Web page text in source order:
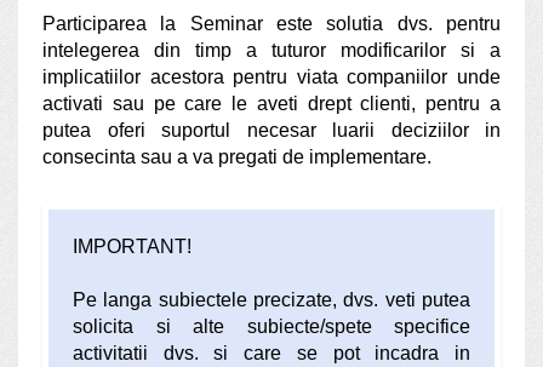
Participarea la Seminar este solutia dvs. pentru
intelegerea din timp a tuturor modificarilor si a
implicatiilor acestora pentru viata companiilor unde
activati sau pe care le aveti drept clienti, pentru a
putea oferi suportul necesar luarii deciziilor in
consecinta sau a va pregati de implementare.
IMPORTANT!
Pe langa subiectele precizate, dvs. veti putea
solicita si alte subiecte/spete specifice
activitatii dvs. si care se pot incadra in